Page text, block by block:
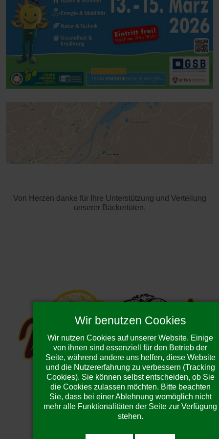
Von Herzen danke für Ihre Unterstützung und Verteilung
unserer Bäckertüten.
Wir benutzen Cookies
Wir nutzen Cookies auf unserer Website. Einige
von ihnen sind essenziell für den Betrieb der
Seite, während andere uns helfen, diese Website
und die Nutzererfahrung zu verbessern (Tracking
Cookies). Sie können selbst entscheiden, ob Sie
die Cookies zulassen möchten. Bitte beachten
Sie, dass bei einer Ablehnung womöglich nicht
mehr alle Funktionalitäten der Seite zur Verfügung
stehen.